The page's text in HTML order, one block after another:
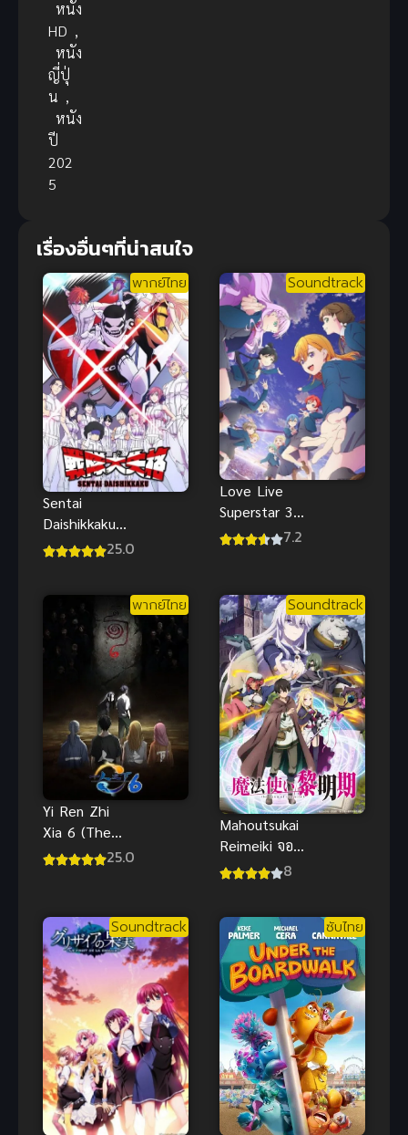
หนัง
HD ,
หนัง
ญี่ปุ่
น ,
หนัง
ปี
202
5
เรื่องอื่นๆที่น่าสนใจ
พากย์ไทย
Sentai
Daishikkaku
ขบวนการ 25.0
Soundtrack
Love Live
Superstar 3
เลิฟไลฟ์! ซู
ไทย)
7.2
พากย์ไทย
Yi Ren Zhi
Xia 6 (The
Outcast 6)25.0
Soundtrack
Mahoutsukai
Reimeiki จอม
เวทแห่ง
8
Soundtrack ซับไทย